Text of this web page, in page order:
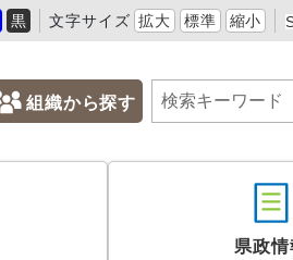
黒 文字サイズ 拡大 標準 縮小
組織から探す
県政情